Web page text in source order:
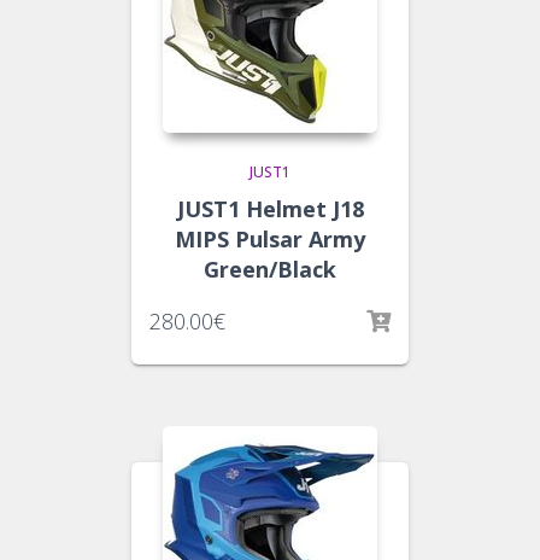
JUST1
JUST1 Helmet J18
MIPS Pulsar Army
Green/Black
280.00€